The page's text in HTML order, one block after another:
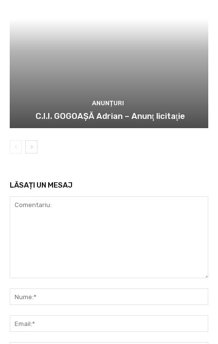
ANUNȚURI
C.I.I. GOGOAŞĂ Adrian – Anunţ licitaţie
LĂSAȚI UN MESAJ